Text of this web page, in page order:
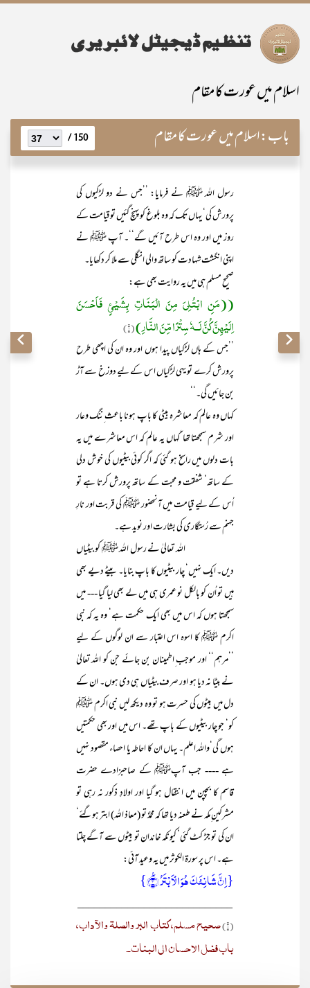
اسلام میں عورت کا مقام
باب:اسلام میں عورت کا مقام 150 /
رسول اللہ ﷺ نے فرمایا: ’’جس نے دو لڑکیوں کی
پرورش کی‘ یہاں تک کہ وہ بلوغ کو پہنچ گئیں تو قیامت کے
روز میں اور وہ اس طرح آئیں گے‘‘۔ آپ ﷺ نے
اپنی انگشت شہادت کو ساتھ والی انگلی سے ملا کر دکھایا۔
صحیح مسلم ہی میں یہ روایت بھی ہے:
((مَنِ ابْتُلِیَ مِنَ الْبَنَاتِ بِشَیْئٍ فَاَحْسَنَ
اِلَیْھِنَّ کُنَّ لَــہٗ سِتْرًا مِّنَ النَّارِ)(۱)
’’جس کے ہاں لڑکیاں پیدا ہوں اور وہ ان کی اچھی طرح
پرورش کرے تو یہی لڑکیاں اس کے لیے دوزخ سے آڑ
بن جائیں گی۔‘‘
کہاں وہ عالم کہ معاشرہ بیٹی کا باپ ہونا باعث ِننگ وعار
اور شرم سمجھتا تھا‘کہاں یہ عالم کہ اس معاشرے میں یہ
بات دلوں میں راسخ ہو گئی کہ اگر کوئی بیٹیوں کی خوش دلی
کے ساتھ‘ شفقت و محبت کے ساتھ پرورش کرتا ہے تو
اُس کے لیے قیامت میں آنحضور ﷺ کی قربت اور نارِ
جہنم سے رُستگاری کی بشارت اور نوید ہے۔
اللہ تعالیٰ نے رسول اللہ ﷺ کو بیٹیاں
دیں۔ ایک نہیں‘ چار بیٹیوں کا باپ بنایا۔ بیٹے دیے بھی
ہیں تو اُن کو بالکل نو عمری ہی میں لے بھی لیا گیا --- میں
سمجھتا ہوں کہ اس میں بھی ایک حکمت ہے‘ وہ یہ کہ نبی
اکرم ﷺ کا اسوہ اس اعتبار سے ان لوگوں کے لیے
’’مرہم‘‘ اور موجب ِاطمینان بن جائے جن کو اللہ تعالیٰ
نے بیٹا نہ دیا ہو اور صرف بیٹیاں ہی دی ہوں۔ ان کے
دل میں بیٹوں کی حسرت ہو تو وہ دیکھ لیں نبی اکرم ﷺ
کو‘ جو چار بیٹیوں کے باپ تھے۔ اس میں اور بھی حکمتیں
ہوں گی‘واللہ اعلم۔ یہاں ان کا احاطہ یا احصاء مقصود نہیں
ہے ---- جب آپﷺ کے صاحبزادے حضرت
قاسم کا بچپن میں انتقال ہو گیا اور اولادِ ذکور نہ رہی تو
مشرکین ِمکہ نے طعنہ دیا تھا کہ محمدؐ تو (معاذ اللہ) ابتر ہوگئے‘
ان کی تو جڑ کٹ گئی‘ کیونکہ خاندان تو بیٹوں سے آگے چلتا
ہے۔ اس پر سورۃ الکوثر میں یہ وعید آئی:
{اِنَّ شَانِئَکَ ہُوَ الۡاَبۡتَرُ ٪﴿۳﴾}
____________________________
(۱) صحیح مسلم، کتاب البر والصلۃ والآداب،
باب فضل الاحسان الی البنات۔